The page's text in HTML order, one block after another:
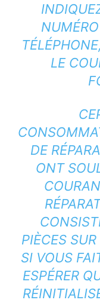
LE
DE
ONT
PIÈCES
SI VOUS
ESPÉRER